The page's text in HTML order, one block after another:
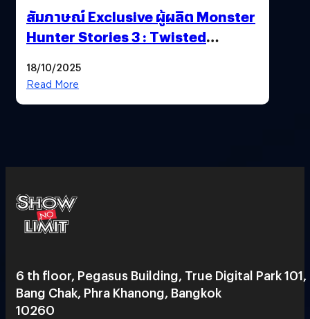
สัมภาษณ์ Exclusive ผู้ผลิต Monster
Hunter Stories 3 : Twisted
สวยฉ่ำ !
18/10/2025
Read More
6 th floor, Pegasus Building, True Digital Park 101,
Bang Chak, Phra Khanong, Bangkok
10260